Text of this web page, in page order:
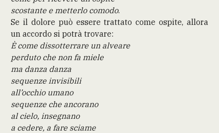
scostante e metterlo comodo.
Se il dolore può essere trattato come ospite, allora
un accordo si potrà trovare:
È come dissotterrare un alveare
perduto che non fa miele
ma danza danza
sequenze invisibili
all’occhio umano
sequenze che ancorano
al cielo, insegnano
a cedere, a fare sciame